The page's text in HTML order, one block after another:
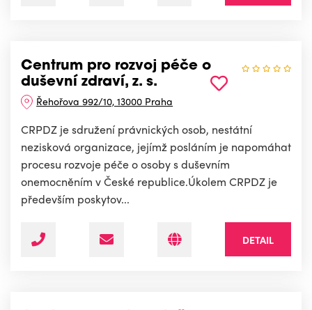
Centrum pro rozvoj péče o
duševní zdraví, z. s.
Řehořova 992/10, 13000 Praha
CRPDZ je sdružení právnických osob, nestátní
nezisková organizace, jejímž posláním je napomáhat
procesu rozvoje péče o osoby s duševním
onemocněním v České republice.Úkolem CRPDZ je
především poskytov...
DETAIL